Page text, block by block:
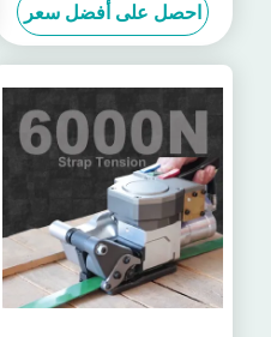
احصل على أفضل سعر